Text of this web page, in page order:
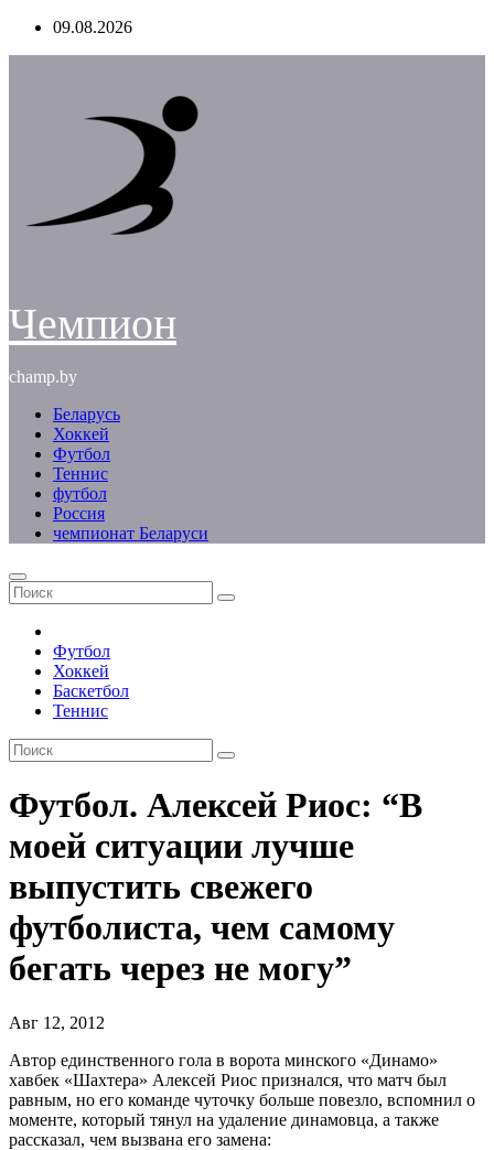
Перейти09.08.2026
Чемпион
champ.by
Беларусь
Хоккей
Футбол
Теннис
футбол
Россия
чемпионат Беларуси
Футбол
Хоккей
Баскетбол
Теннис
Футбол. Алексей Риос: “В
моей ситуации лучше
выпустить свежего
футболиста, чем самому
бегать через не могу”
Авг 12, 2012
Автор единственного гола в ворота минского «Динамо»
хавбек «Шахтера» Алексей Риос признался, что матч был
равным, но его команде чуточку больше повезло, вспомнил о
моменте, который тянул на удаление динамовца, а также
рассказал, чем вызвана его замена: